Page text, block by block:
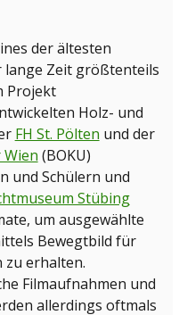
der ältesten
lange Zeit größtenteils
Projekt
Holz- und
FH St. Pölten und der
(BOKU)
und Schülern und
Stübing
um ausgewählte
Bewegtbild für
zu erhalten.
Filmaufnahmen und
allerdings oftmals